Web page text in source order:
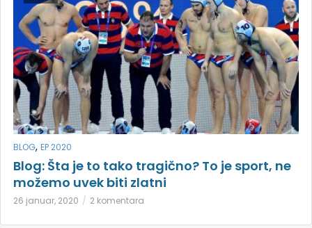
BLOG, EP 2020
Blog: Šta je to tako tragično? To je sport, ne
možemo uvek biti zlatni
26 januar, 2020 2 komentara